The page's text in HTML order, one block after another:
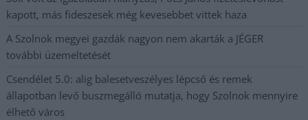
kapott, más fideszesek még kevesebbet vittek haza
A Szolnok megyei gazdák nagyon nem akarták a JÉGER
további üzemeltetését
Csendélet 5.0: alig balesetveszélyes lépcső és remek
állapotban levő buszmegálló mutatja, hogy Szolnok mennyire
élhető város